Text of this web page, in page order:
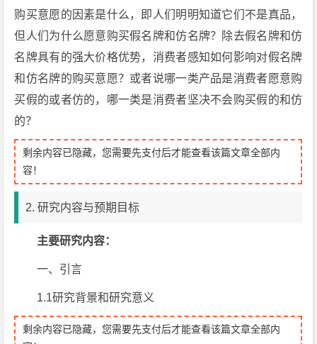
购买意愿的因素是什么，即人们明明知道它们不是真品，
但人们为什么愿意购买假名牌和仿名牌？除去假名牌和仿
名牌具有的强大价格优势，消费者感知如何影响对假名牌
和仿名牌的购买意愿？或者说哪一类产品是消费者愿意购
买假的或者仿的，哪一类是消费者坚决不会购买假的和仿
的？
剩余内容已隐藏，您需要先支付后才能查看该篇文章全部内
容！
2. 研究内容与预期目标
主要研究内容：
一、引言
1.1研究背景和研究意义
剩余内容已隐藏，您需要先支付后才能查看该篇文章全部内